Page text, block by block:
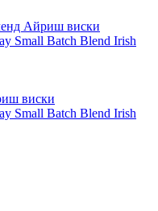
виски
Small Batch Blend Irish